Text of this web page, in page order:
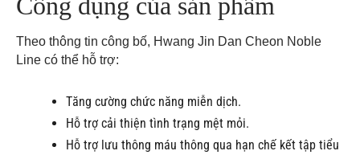
Công dụng của sản phẩm
Theo thông tin công bố, Hwang Jin Dan Cheon Noble
Line có thể hỗ trợ:
Tăng cường chức năng miễn dịch.
Hỗ trợ cải thiện tình trạng mệt mỏi.
Hỗ trợ lưu thông máu thông qua hạn chế kết tập tiểu